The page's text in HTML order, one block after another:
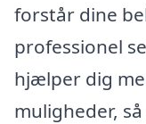
forstår dine
professionel
hjælper dig
muligheder,